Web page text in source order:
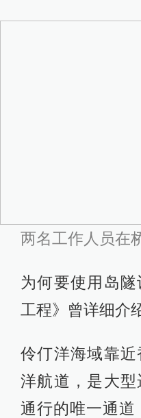
两名工作人员在
为何要使用岛
工程》曾详细介
伶仃洋海域靠
洋航道，是大
通行的唯一通道